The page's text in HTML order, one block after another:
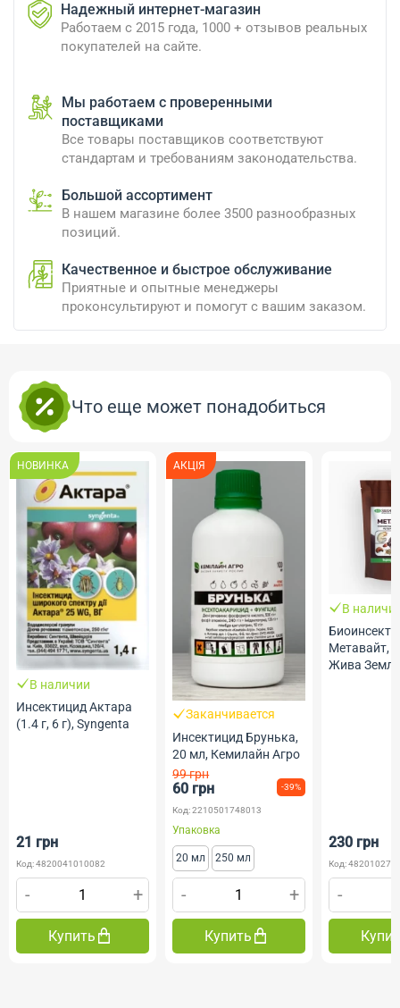
Надежный интернет-магазин
Работаем с 2015 года, 1000 + отзывов реальных
покупателей на сайте.
Мы работаем с проверенными
поставщиками
Все товары поставщиков соответствуют
стандартам и требованиям законодательства.
Большой ассортимент
В нашем магазине более 3500 разнообразных
позиций.
Качественное и быстрое обслуживание
Приятные и опытные менеджеры
проконсультируют и помогут с вашим заказом.
Что еще может понадобиться
НОВИНКА
В наличии
Инсектицид Актара
(1.4 г, 6 г), Syngenta
21 грн
Код: 4820041010082
- +
Купить
АКЦІЯ
Заканчивается
Инсектицид Брунька,
20 мл, Кемилайн Агро
99 грн
60 грн -39%
Код: 2210501748013
Упаковка
20 мл 250 мл
- +
Купить
В
Метавайт,
Жива
230 грн
Код:
-